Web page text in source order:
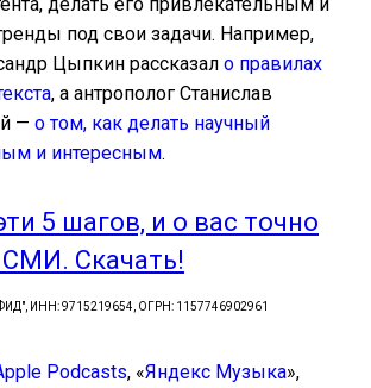
делать его привлекательным и
под свои задачи. Например,
Цыпкин рассказал о правилах
, а антрополог Станислав
— о том, как делать научный
и интересным.
5 шагов, и о вас точно
Скачать!
ИНН: 9715219654, ОГРН: 1157746902961
Podcasts, «Яндекс Музыка»,